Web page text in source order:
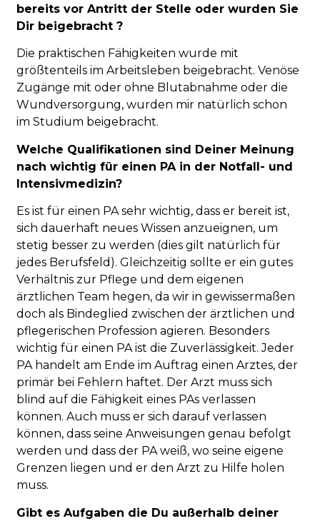
bereits vor Antritt der Stelle oder wurden Sie
Dir beigebracht ?
Die praktischen Fähigkeiten wurde mit
größtenteils im Arbeitsleben beigebracht. Venöse
Zugänge mit oder ohne Blutabnahme oder die
Wundversorgung, wurden mir natürlich schon
im Studium beigebracht.
Welche Qualifikationen sind Deiner Meinung
nach wichtig für einen PA in der Notfall- und
Intensivmedizin?
Es ist für einen PA sehr wichtig, dass er bereit ist,
sich dauerhaft neues Wissen anzueignen, um
stetig besser zu werden (dies gilt natürlich für
jedes Berufsfeld). Gleichzeitig sollte er ein gutes
Verhältnis zur Pflege und dem eigenen
ärztlichen Team hegen, da wir in gewissermaßen
doch als Bindeglied zwischen der ärztlichen und
pflegerischen Profession agieren. Besonders
wichtig für einen PA ist die Zuverlässigkeit. Jeder
PA handelt am Ende im Auftrag einen Arztes, der
primär bei Fehlern haftet. Der Arzt muss sich
blind auf die Fähigkeit eines PAs verlassen
können. Auch muss er sich darauf verlassen
können, dass seine Anweisungen genau befolgt
werden und dass der PA weiß, wo seine eigene
Grenzen liegen und er den Arzt zu Hilfe holen
muss.
Gibt es Aufgaben die Du außerhalb deiner